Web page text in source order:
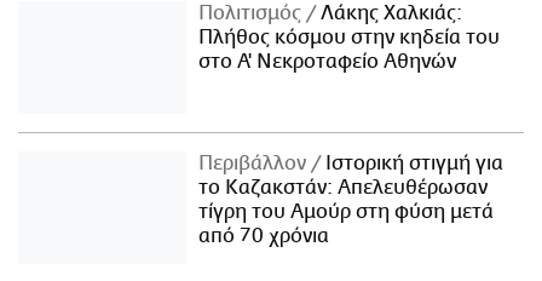
Πολιτισμός
Λάκης Χαλκιάς:
Πλήθος κόσμου στην κηδεία του
στο Α' Νεκροταφείο Αθηνών
Περιβάλλον
Ιστορική στιγμή για
το Καζακστάν: Απελευθέρωσαν
τίγρη του Αμούρ στη φύση μετά
από 70 χρόνια